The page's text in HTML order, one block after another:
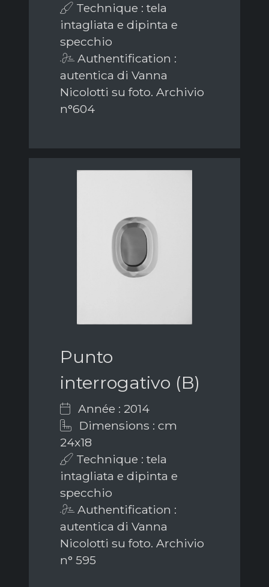
Technique : tela
intagliata e dipinta e
specchio
Authentification :
autentica di Vanna
Nicolotti su foto. Archivio
n°604
Punto
interrogativo (B)
Année : 2014
Dimensions : cm
24x18
Technique : tela
intagliata e dipinta e
specchio
Authentification :
autentica di Vanna
Nicolotti su foto. Archivio
n° 595